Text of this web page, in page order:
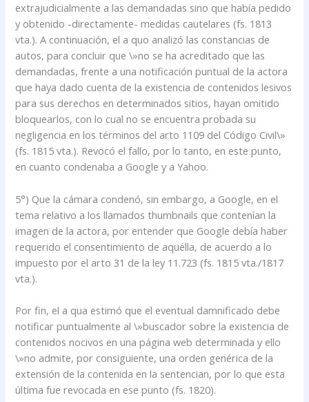
extrajudicialmente a las demandadas sino que había pedido
y obtenido -directamente- medidas cautelares (fs. 1813
vta.). A continuación, el a quo analizó las constancias de
autos, para concluir que \»no se ha acreditado que las
demandadas, frente a una notificación puntual de la actora
que haya dado cuenta de la existencia de contenidos lesivos
para sus derechos en determinados sitios, hayan omitido
bloquearlos, con lo cual no se encuentra probada su
negligencia en los términos del arto 1109 del Código Civil\»
(fs. 1815 vta.). Revocó el fallo, por lo tanto, en este punto,
en cuanto condenaba a Google y a Yahoo.
5°) Que la cámara condenó, sin embargo, a Google, en el
tema relativo a los llamados thumbnails que contenían la
imagen de la actora, por entender que Google debía haber
requerido el consentimiento de aquélla, de acuerdo a lo
impuesto por el arto 31 de la ley 11.723 (fs. 1815 vta./1817
vta.).
Por fin, el a qua estimó que el eventual damnificado debe
notificar puntualmente al \»buscador sobre la existencia de
contenidos nocivos en una página web determinada y ello
\»no admite, por consiguiente, una orden genérica de la
extensión de la contenida en la sentencian, por lo que esta
última fue revocada en ese punto (fs. 1820).